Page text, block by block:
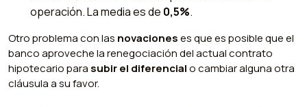
operación. La media es de 0,5%.
Otro problema con las novacioneses que es posible que el
banco aproveche la renegociación del actual contrato
hipotecario para subir el diferencialo cambiar alguna otra
cláusula a su favor.